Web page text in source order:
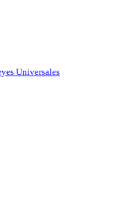
Universales